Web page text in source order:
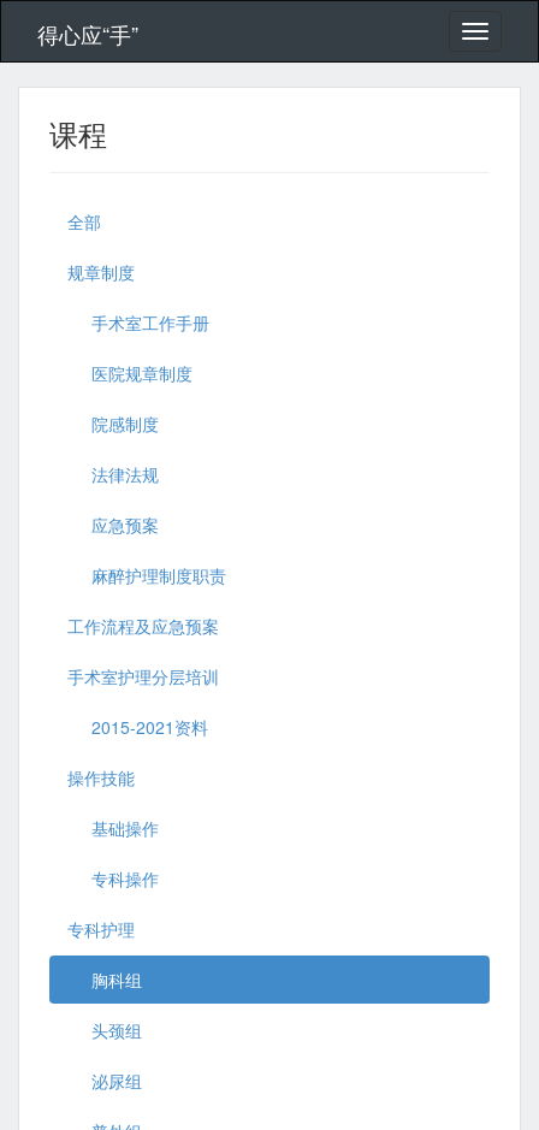
得心应“手”
课程
全部
规章制度
手术室工作手册
医院规章制度
院感制度
法律法规
应急预案
麻醉护理制度职责
工作流程及应急预案
手术室护理分层培训
2015-2021资料
操作技能
基础操作
专科操作
专科护理
胸科组
头颈组
泌尿组